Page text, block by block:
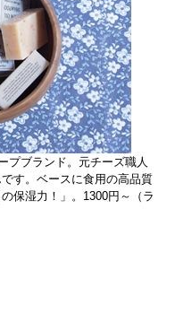
プブランド。元チーズ職人
す。ベースに食用の高品質
保湿力！」。1300円～（ラ